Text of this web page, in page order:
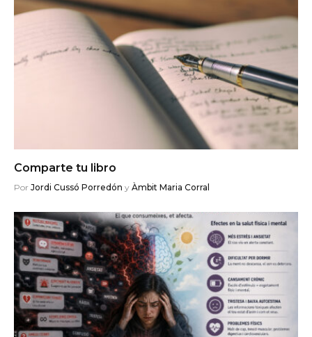
Comparte tu libro
Por Jordi Cussó Porredón y Àmbit Maria Corral